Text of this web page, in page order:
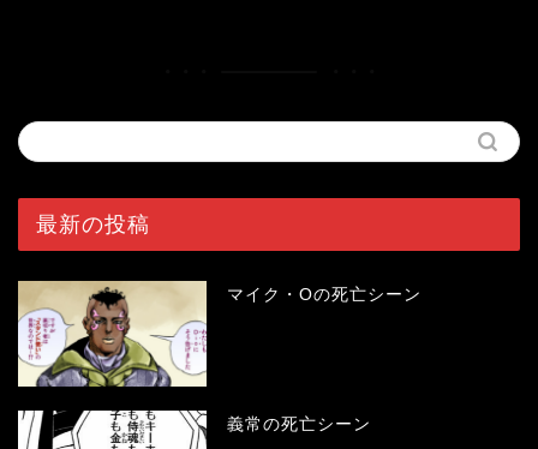
最新の投稿
マイク・Oの死亡シーン
義常の死亡シーン